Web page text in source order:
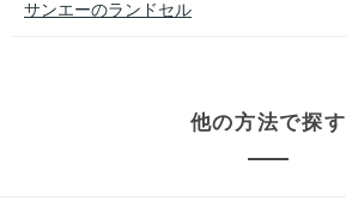
サンエーのランドセル
他の方法で探す